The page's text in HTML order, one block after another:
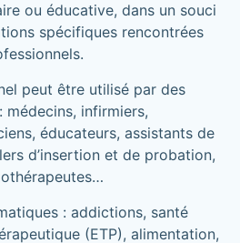
ou éducative, dans un souci
spécifiques rencontrées
peut être utilisé par des
médecins, infirmiers,
éducateurs, assistants de
d’insertion et de probation,
: addictions, santé
(ETP), alimentation,